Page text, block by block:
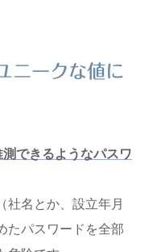
ニークな値に
できるようなパスワ
社名とか、設立年月
たパスワードを全部